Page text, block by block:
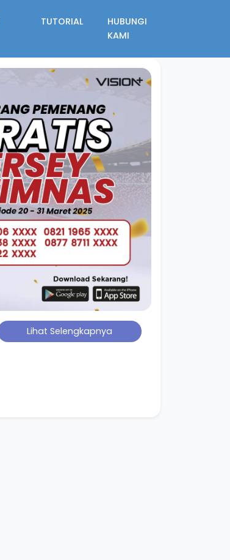
TUTORIAL
HUBUNGI
KAMI
Lihat Selengkapnya